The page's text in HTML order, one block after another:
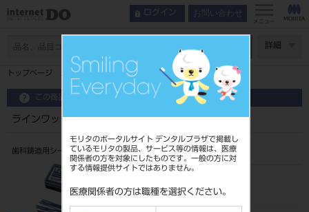
モリタのポータルサイト デンタルプラザで掲載し
ているモリタの製品、サービス等の情報は、医療
関係者の方を対象にしたものです。一般の方に対
する情報提供サイトではありません。
医療関係者の方は職種を選択ください。
ログイン お問い合わせ
メニュー
詳細
トップページ ラインワックス リンガルバー
この商品に関するお問い合わせ
ラインワックス リンガルバー
歯科鋳造用シートワックス
204310408